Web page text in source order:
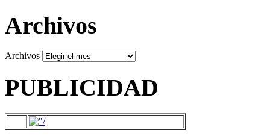
Archivos
Archivos
PUBLICIDAD